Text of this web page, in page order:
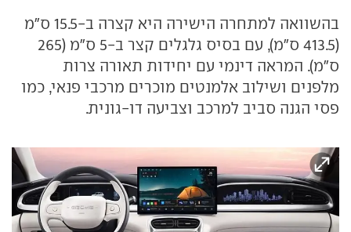
בהשוואה למתחרה הישירה היא קצרה ב-15.5 ס"מ
(413.5 ס"מ), עם בסיס גלגלים קצר ב-5 ס"מ (265
ס"מ). המראה דינמי עם יחידות תאורה צרות
מלפנים ושילוב אלמנטים מוכרים מרכבי פנאי, כמו
פסי הגנה סביב למרכב וצביעה דו-גונית.